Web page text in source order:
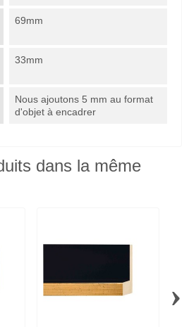
69mm
33mm
Nous ajoutons 5 mm au format
d'objet à encadrer
dans la même
›